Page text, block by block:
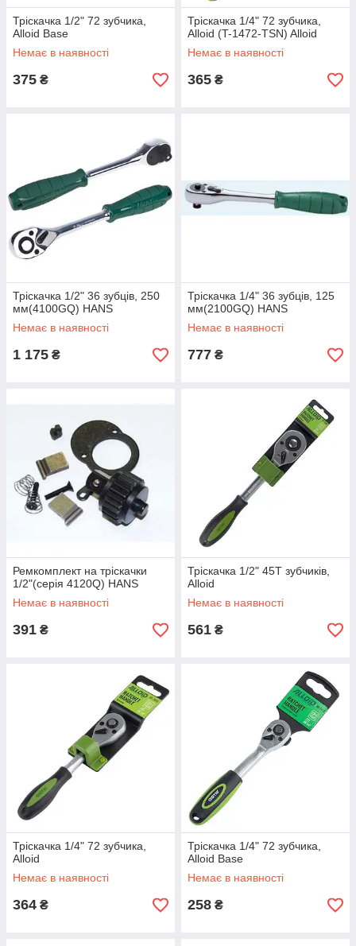
Тріскачка 1/2" 72 зубчика,
Alloid Base
Немає в наявності
375 ₴
Тріскачка 1/4" 72 зубчика,
Alloid (T-1472-TSN) Alloid
Немає в наявності
365 ₴
Тріскачка 1/2" 36 зубців, 250
мм(4100GQ) HANS
Немає в наявності
1 175 ₴
Тріскачка 1/4" 36 зубців, 125
мм(2100GQ) HANS
Немає в наявності
777 ₴
Ремкомплект на тріскачки
1/2"(серія 4120Q) HANS
Немає в наявності
391 ₴
Тріскачка 1/2" 45Т зубчиків,
Alloid
Немає в наявності
561 ₴
Тріскачка 1/4" 72 зубчика,
Alloid
Немає в наявності
364 ₴
Тріскачка 1/4" 72 зубчика,
Alloid Base
Немає в наявності
258 ₴